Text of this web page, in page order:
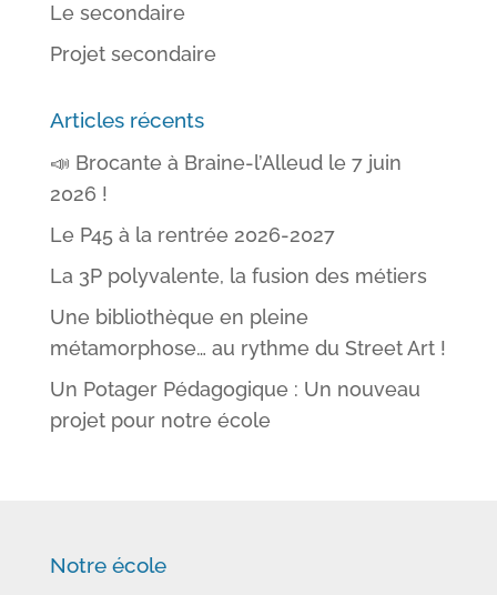
Le secondaire
Projet secondaire
Articles récents
📣 Brocante à Braine-l’Alleud le 7 juin
2026 !
Le P45 à la rentrée 2026-2027
La 3P polyvalente, la fusion des métiers
Une bibliothèque en pleine
métamorphose… au rythme du Street Art !
Un Potager Pédagogique : Un nouveau
projet pour notre école
Notre école